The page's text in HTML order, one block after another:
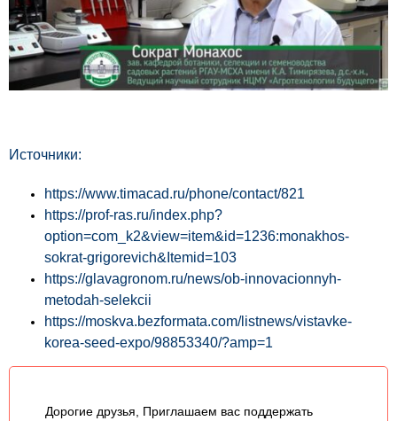
Источники:
https://www.timacad.ru/phone/contact/821
https://prof-ras.ru/index.php?
option=com_k2&view=item&id=1236:monakhos-
sokrat-grigorevich&Itemid=103
https://glavagronom.ru/news/ob-innovacionnyh-
metodah-selekcii
https://moskva.bezformata.com/listnews/vistavke-
korea-seed-expo/98853340/?amp=1
Дорогие друзья, Приглашаем вас поддержать